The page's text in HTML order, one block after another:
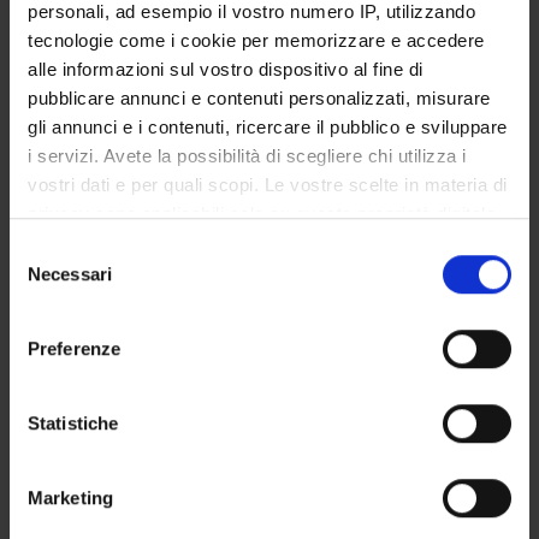
personali, ad esempio il vostro numero IP, utilizzando
tecnologie come i cookie per memorizzare e accedere
alle informazioni sul vostro dispositivo al fine di
pubblicare annunci e contenuti personalizzati, misurare
gli annunci e i contenuti, ricercare il pubblico e sviluppare
i servizi. Avete la possibilità di scegliere chi utilizza i
vostri dati e per quali scopi. Le vostre scelte in materia di
privacy sono applicabili solo su questa proprietà digitale
modificare o revocare il proprio consenso in qualsiasi
momento dalla Dichiarazione sui cookie o facendo clic
raccogliere informazioni sulla tua posizione
geografica, con un'approssimazione di qualche
Identificare il tuo dispositivo, scansionandolo
delNecessari
Preferenze
Statistiche
Marketing
Stefano Bazzaco
Stefano Neri
Federica Zoppi
GOVERNANCE
COMMITTEES